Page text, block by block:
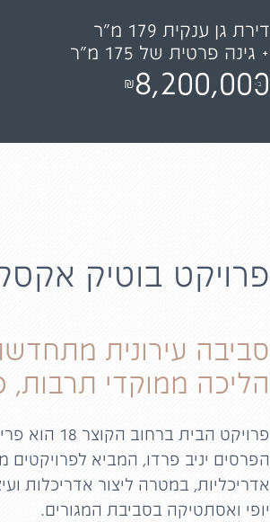
דירת גן ענקית 179 מ"ר
+ גינה פרטית של 175 מ"ר
8,200,000
₪ ב-
פרויקט בוטיק
סביבה עירונית
הליכה ממוקדי תרבות,
פרויקט הבית
הפרסים יניב פרדו, המביא לפרויקטים
אדריכליות, במטרה ליצור אדריכלות
יופי ואסתטיקה בסביבת המגורים.